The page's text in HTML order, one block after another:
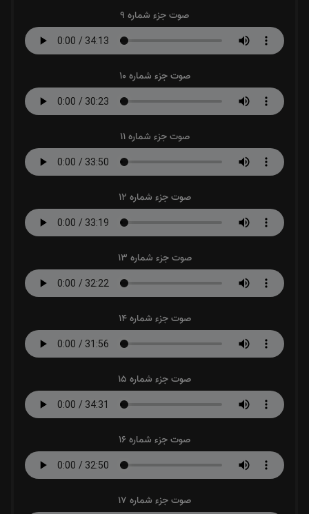
صوت جزء شماره 9
صوت جزء شماره 10
صوت جزء شماره 11
صوت جزء شماره 12
صوت جزء شماره 13
صوت جزء شماره 14
صوت جزء شماره 15
صوت جزء شماره 16
صوت جزء شماره 17